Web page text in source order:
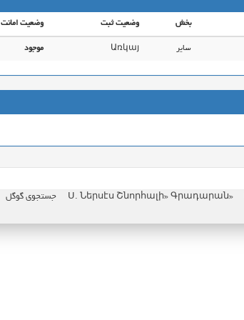
بخش وضعیت ثبت وضعیت امانت
سایر Առկայ موجود
«Ս. Ներսէս Շնորհալի» Գրադարան جستجوی گوگل